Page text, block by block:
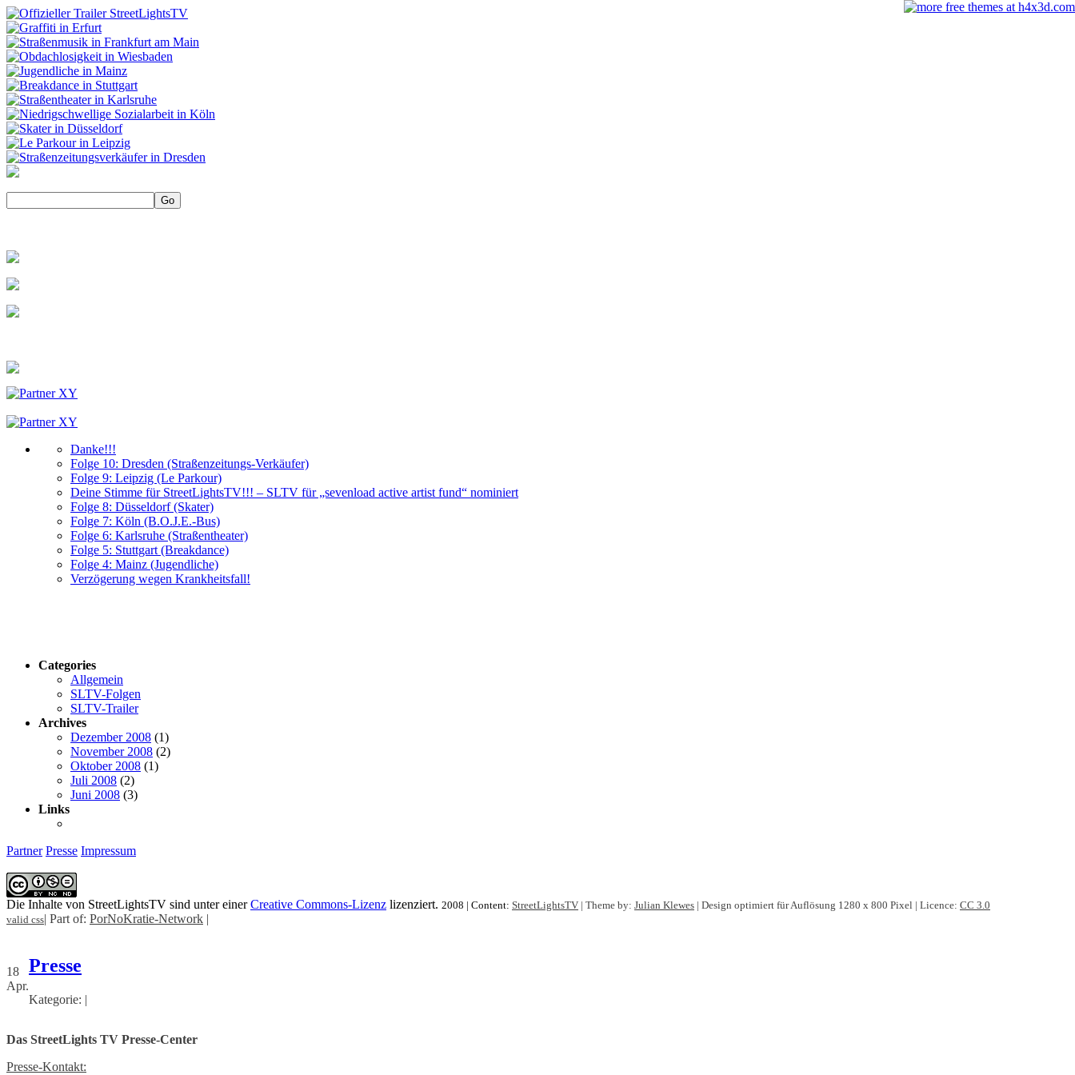
Danke!!!
Folge 10: Dresden (Straßenzeitungs-Verkäufer)
Folge 9: Leipzig (Le Parkour)
Deine Stimme für StreetLightsTV!!! – SLTV für „sevenload active artist fund“ nominiert
Folge 8: Düsseldorf (Skater)
Folge 7: Köln (B.O.J.E.-Bus)
Folge 6: Karlsruhe (Straßentheater)
Folge 5: Stuttgart (Breakdance)
Folge 4: Mainz (Jugendliche)
Verzögerung wegen Krankheitsfall!
Categories
Allgemein
SLTV-Folgen
SLTV-Trailer
Archives
Dezember 2008 (1)
November 2008 (2)
Oktober 2008 (1)
Juli 2008 (2)
Juni 2008 (3)
Links
Partner Presse Impressum
Die Inhalte von StreetLightsTV sind unter einerCreative Commons-Lizenz lizenziert. 2008 | Content: StreetLightsTV | Theme by: Julian Klewes | Design optimiert für Auflösung 1280 x 800 Pixel | Licence: CC 3.0
valid css| Part of: PorNoKratie-Network |
18
Apr.
Presse
Kategorie: |
Das StreetLights TV Presse-Center
Presse-Kontakt: